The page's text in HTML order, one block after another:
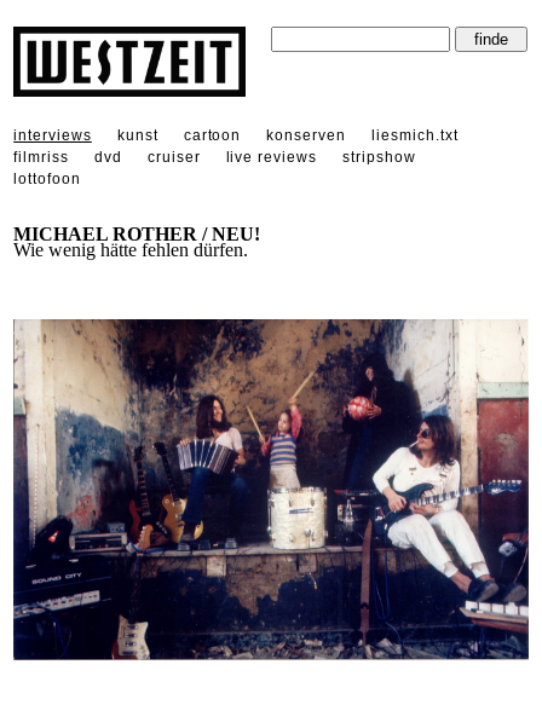
interviews kunst cartoon konserven
liesmich.txt
filmriss
dvd cruiser live reviews
stripshow
lottofoon
MICHAEL ROTHER / NEU!
Wie wenig hätte fehlen dürfen.